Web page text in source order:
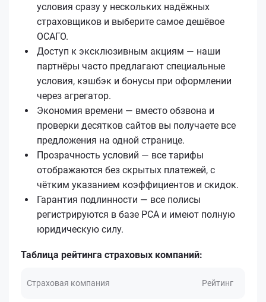
условия сразу у нескольких надёжных
страховщиков и выберите самое дешёвое
ОСАГО.
Доступ к эксклюзивным акциям — наши
партнёры часто предлагают специальные
условия, кэшбэк и бонусы при оформлении
через агрегатор.
Экономия времени — вместо обзвона и
проверки десятков сайтов вы получаете все
предложения на одной странице.
Прозрачность условий — все тарифы
отображаются без скрытых платежей, с
чётким указанием коэффициентов и скидок.
Гарантия подлинности — все полисы
регистрируются в базе РСА и имеют полную
юридическую силу.
Таблица рейтинга страховых компаний:
Страховая компания Рейтинг